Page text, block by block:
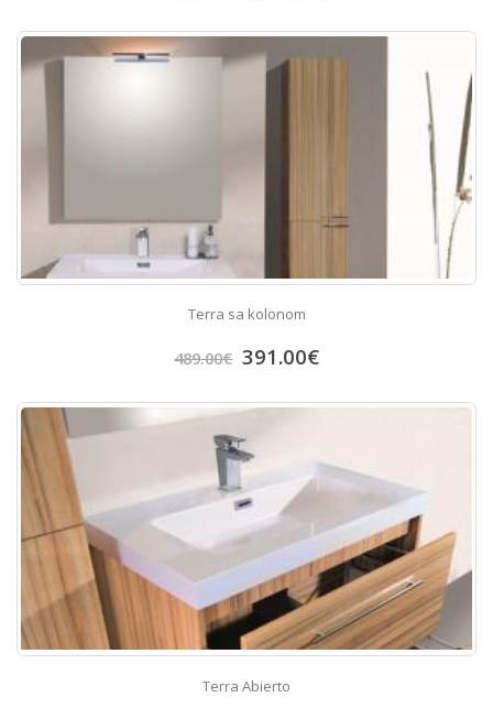
Terra sa kolonom
489.00€ 391.00€
Terra Abierto